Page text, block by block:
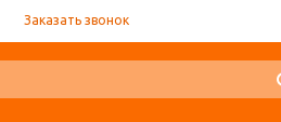
Заказать звонок